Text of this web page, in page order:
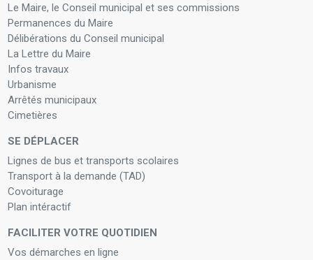
Le Maire, le Conseil municipal et ses commissions
Permanences du Maire
Délibérations du Conseil municipal
La Lettre du Maire
Infos travaux
Urbanisme
Arrêtés municipaux
Cimetières
SE DÉPLACER
Lignes de bus et transports scolaires
Transport à la demande (TAD)
Covoiturage
Plan intéractif
FACILITER VOTRE QUOTIDIEN
Vos démarches en ligne